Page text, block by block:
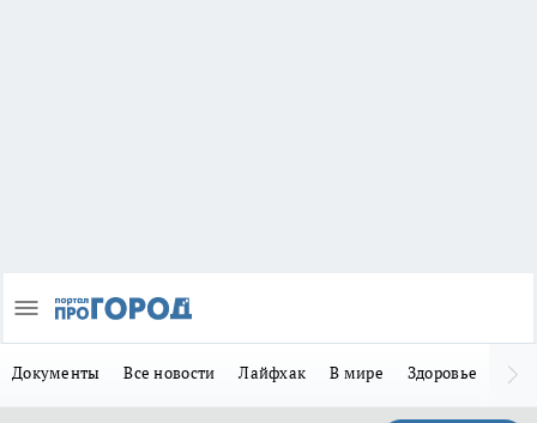
Документы Все новости Лайфхак В мире Здоровье